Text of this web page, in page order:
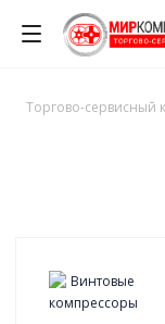
Торгово-сервисный